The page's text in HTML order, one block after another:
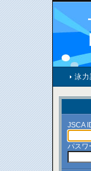
泳
JSCA
パスワ